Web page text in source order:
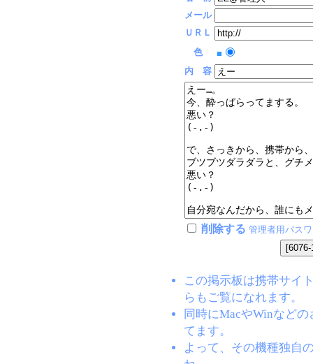
メール
ＵＲＬ
色
■
内 容
削除する 管理者用パス
この掲示板は携帯サイ
らもご覧になれます。
同時にMacやWinなど
てます。
よって、その機種独自